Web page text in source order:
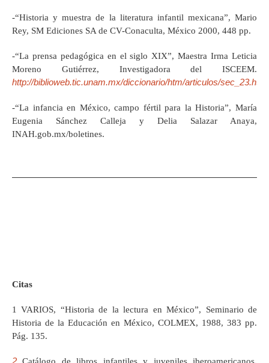
‑“Historia y muestra de la literatura infantil mexicana”, Mario
Rey, SM Ediciones SA de CV-Conaculta, México 2000, 448 pp.
‑“La prensa pedagógica en el siglo XIX”, Maestra Irma Leticia
Moreno Gutiérrez, Investigadora del ISCEEM.
http://biblioweb.tic.unam.mx/diccionario/htm/articulos/sec_23.htm
‑“La infancia en México, campo fértil para la Historia”, María
Eugenia Sánchez Calleja y Delia Salazar Anaya,
INAH.gob.mx/boletines.
Citas
1 VARIOS, “Historia de la lectura en México”, Seminario de
Historia de la Educación en México, COLMEX, 1988, 383 pp.
Pág. 135.